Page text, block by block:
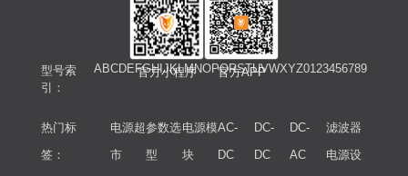
官方小程序 官方APP
型号索
引：
ABCDE FGHIJKLMNOPQRSTUVWXYZ0123456789
热门标
签：
电源超
市
参数选
型
电源模
块
AC-
DC
DC-
DC
DC-
AC
滤波器
电源设